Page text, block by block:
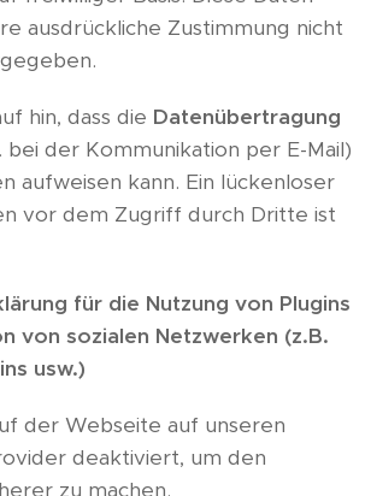
ausdrückliche Zustimmung nicht
hin, dass die Datenübertragung
bei der Kommunikation per E-Mail)
aufweisen kann. Ein lückenloser
vor dem Zugriff durch Dritte ist
für die Nutzung von Plugins
von sozialen Netzwerken (z.B.
usw.)
der Webseite auf unseren
deaktiviert, um den
zu machen.